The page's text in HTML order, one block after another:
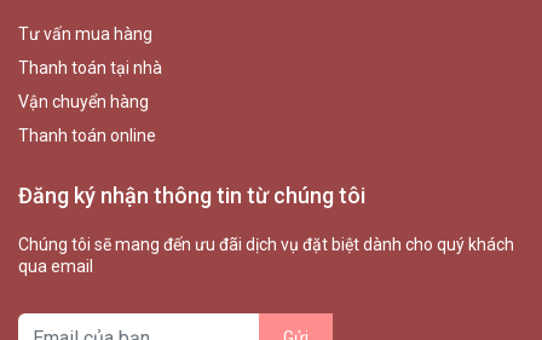
Tư vấn mua hàng
Thanh toán tại nhà
Vận chuyển hàng
Thanh toán online
Đăng ký nhận thông tin từ chúng tôi
Chúng tôi sẽ mang đến ưu đãi dịch vụ đặt biệt dành cho quý khách
qua email